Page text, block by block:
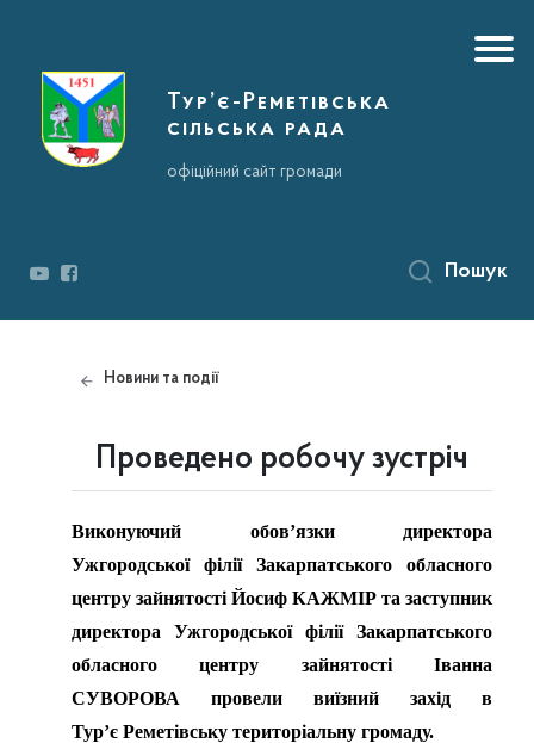
Тур’є-Реметівська
сільська рада
офіційний сайт громади
Пошук
Новини та події
Проведено робочу зустріч
Виконуючий обов’язки директора
Ужгородської
філії Закарпатського
обласного
центру зайнятості Йосиф КАЖМІР та заступник
директора Ужгородської філії Закарпатського
обласного центру зайнятості Іванна
СУВОРОВА провели виїзний захід в
Тур’є Реметівську територіальну громаду.